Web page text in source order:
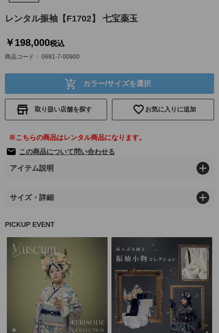
レンタル振袖【F1702】 七宝薬玉
￥198,000税込
商品コード 0681-7-00900
カラー/サイズを選択
取り扱い店舗を探す お気に入りに追加
この商品について問い合わせる
アイテム説明
サイズ・詳細
PICKUP EVENT
※こちらの商品はレンタル商品になります。